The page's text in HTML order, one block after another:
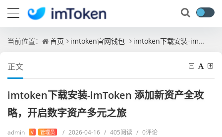
当前位置： 首页 imtoken官网钱包 imtoken下载安装-imToken 添加新资产全攻略，开启数字资产多元之旅
正文
imtoken下载安装-imToken 添加新资产全攻
略，开启数字资产多元之旅
admin V 管理员 / 2026-04-16 / 405阅读 / 0评论